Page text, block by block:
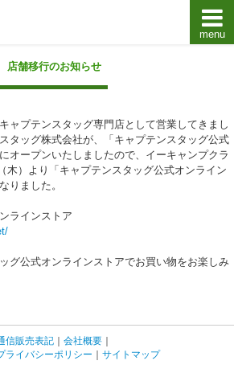
プテンスタッグキャンプ用品通販店【eキャンプ
menu
店舗移行のお知らせ
ャプテンスタッグ専門店として営業してきまし
タッグ株式会社が、「キャプテンスタッグ公式
オープンいたしましたので、イーキャンプクラ
木）より「キャプテンスタッグ公式オンライン
りました。
ラインストア
グ公式オンラインストアでお買い物をお楽しみ
信販売表記 ｜ 会社概要 ｜
ライバシーポリシー ｜ サイトマップ